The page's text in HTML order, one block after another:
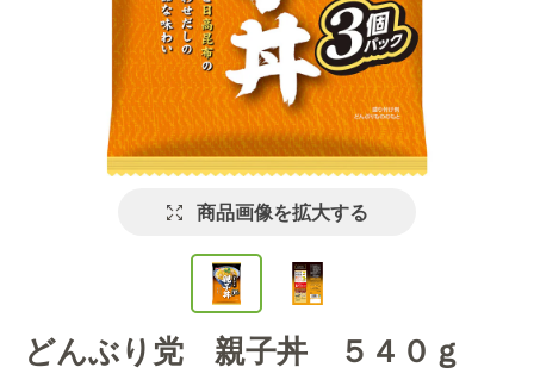
商品画像を拡大する
どんぶり党 親子丼 ５４０ｇ